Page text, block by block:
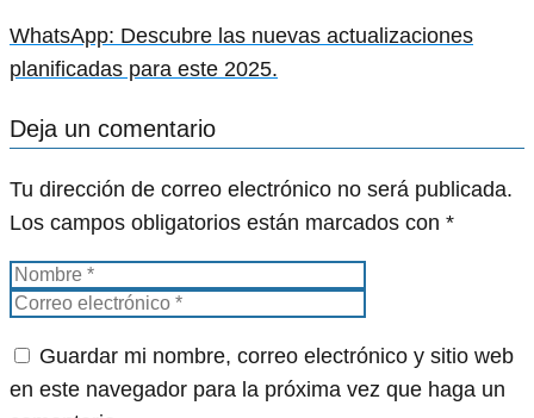
WhatsApp: Descubre las nuevas actualizaciones
planificadas para este 2025.
Deja un comentario
Tu dirección de correo electrónico no será publicada.
Los campos obligatorios están marcados con *
Guardar mi nombre, correo electrónico y sitio web
en este navegador para la próxima vez que haga un